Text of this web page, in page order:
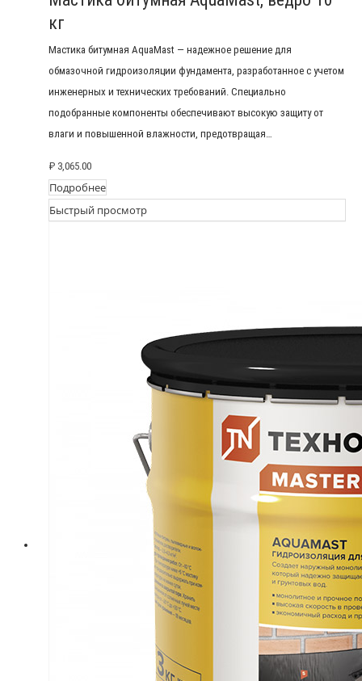
кг
Мастика битумная AquaMast — надежное решение для
обмазочной гидроизоляции фундамента, разработанное с учетом
инженерных и технических требований. Специально
подобранные компоненты обеспечивают высокую защиту от
влаги и повышенной влажности, предотвращая…
₽ 3,065.00
Подробнее
Быстрый просмотр